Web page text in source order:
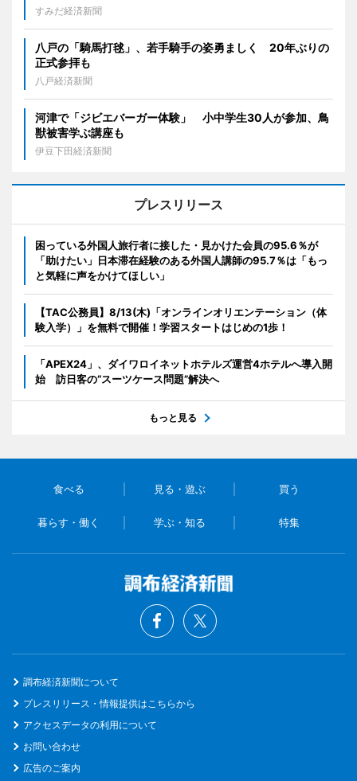
すみだ経済新聞
八戸の「騎馬打毬」、若手騎手の姿勇ましく 20年ぶりの
正式参拝も
八戸経済新聞
河津で「ジビエバーガー体験」 小中学生30人が参加、鳥
獣被害学ぶ講座も
伊豆下田経済新聞
プレスリリース
困っている外国人旅行者に接した・見かけた会員の95.6％が
「助けたい」日本滞在経験のある外国人講師の95.7％は「もっ
と気軽に声をかけてほしい」
【TAC公務員】8/13(木)「オンラインオリエンテーション（体
験入学）」を無料で開催！学習スタートはじめの1歩！
「APEX24」、ダイワロイネットホテルズ運営4ホテルへ導入開
始 訪日客の“スーツケース問題”解決へ
もっと見る
食べる 見る・遊ぶ 買う
暮らす・働く 学ぶ・知る 特集
調布経済新聞について
プレスリリース・情報提供はこちらから
アクセスデータの利用について
お問い合わせ
広告のご案内